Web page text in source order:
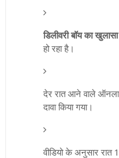
डिलीवरी बॉय का खुलासा
हो रहा है।
देर रात आने वाले
दावा किया गया।
वीडियो के अनुसार